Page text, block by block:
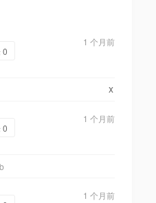
1 个月前
0
x
1 个月前
0
1 个月前